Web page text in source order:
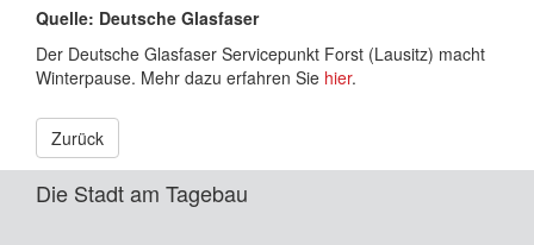
Quelle: Deutsche Glasfaser
Der Deutsche Glasfaser Servicepunkt Forst (Lausitz) macht
Winterpause. Mehr dazu erfahren Sie hier.
Zurück
Die Stadt am Tagebau